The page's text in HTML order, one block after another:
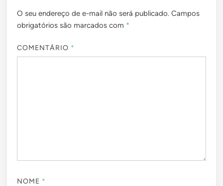
O seu endereço de e-mail não será publicado. Campos
obrigatórios são marcados com *
COMENTÁRIO *
NOME *